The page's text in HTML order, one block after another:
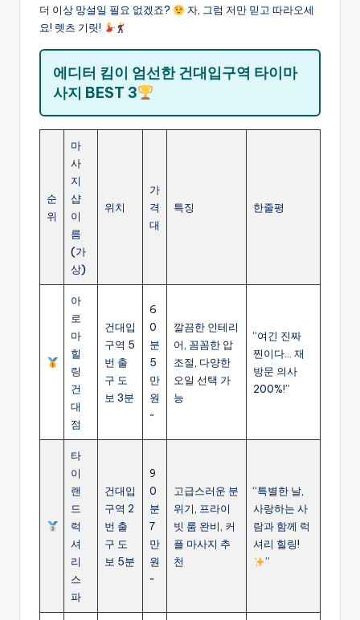
더 이상 망설일 필요 없겠죠?
자, 그럼 저만 믿고 따라오세
요! 렛츠 기릿!
에디터 킴이 엄선한 건대입구역 타이마
사지 BEST 3
순
위
마
사
지
샵
이
름
(가
상)
위치
가
격
대
특징 한줄평
아
로
마
힐
링
건
대
점
건대입
구역 5
번 출
구 도
보 3분
6
0
분
5
만
원
~
깔끔한 인테리
어, 꼼꼼한 압
조절, 다양한
오일 선택 가
능
“여긴 진짜
찐이다… 재
방문 의사
200%!”
타
이
랜
드
럭
셔
리
스
파
건대입
구역 2
번 출
구 도
보 5분
9
0
분
7
만
원
~
고급스러운 분
위기, 프라이
빗 룸 완비, 커
플 마사지 추
천
“특별한 날,
사랑하는 사
람과 함께 럭
셔리 힐링!
”